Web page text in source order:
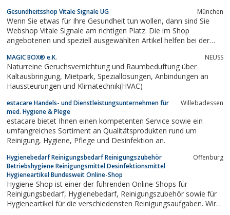
Gesundheitsshop Vitale Signale UG München
Wenn Sie etwas für Ihre Gesundheit tun wollen, dann sind Sie
Webshop Vitale Signale am richtigen Platz. Die im Shop
angebotenen und speziell ausgewählten Artikel helfen bei der
MAGIC BOX® e.K. NEUSS
Naturreine Geruchsvernichtung und Raumbeduftung über
Kaltausbringung, Mietpark, Speziallösungen, Anbindungen an
Haussteurungen und Klimatechnik(HVAC)
estacare Handels- und Dienstleistungsunternehmen für
med. Hygiene & Plege
Willebadessen
estacare bietet Ihnen einen kompetenten Service sowie ein
umfangreiches Sortiment an Qualitätsprodukten rund um
Reinigung, Hygiene, Pflege und Desinfektion an.
Hygienebedarf Reinigungsbedarf Reinigungszubehör
Betriebshygiene Reinigungsmittel Desinfektionsmittel
Hygieneartikel Bundesweit Online-Shop
Offenburg
Hygiene-Shop ist einer der führenden Online-Shops für
Reinigungsbedarf, Hygienebedarf, Reinigungszubehör sowie für
Hygieneartikel für die verschiedensten Reinigungsaufgaben. Wir